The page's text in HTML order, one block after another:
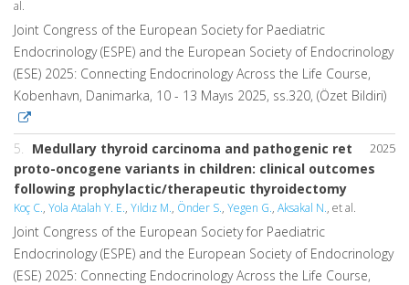
al.
Joint Congress of the European Society for Paediatric
Endocrinology (ESPE) and the European Society of Endocrinology
(ESE) 2025: Connecting Endocrinology Across the Life Course,
Kobenhavn, Danimarka, 10 - 13 Mayıs 2025, ss.320, (Özet Bildiri)
2025
5.
Medullary thyroid carcinoma and pathogenic ret
proto-oncogene variants in children: clinical outcomes
following prophylactic/therapeutic thyroidectomy
Koç C., Yola Atalah Y. E., Yıldız M., Önder S., Yegen G., Aksakal N., et al.
Joint Congress of the European Society for Paediatric
Endocrinology (ESPE) and the European Society of Endocrinology
(ESE) 2025: Connecting Endocrinology Across the Life Course,